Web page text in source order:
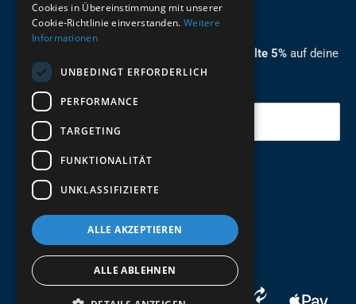
ZUM NEWSLETTER ANMELDEN
Melde dich jetzt zum Newsletter an und erhalte 5% auf deine
erste Bestellung.
Deine Email
Abschicken
Cookies in Übereinstimmung mit unserer
Cookie-Richtlinie einverstanden. Weitere
Informationen
UNBEDINGT ERFORDERLICH
PERFORMANCE
TARGETING
FUNKTIONALITÄT
UNKLASSIFIZIERTE
ALLE AKZEPTIEREN
ALLE ABLEHNEN